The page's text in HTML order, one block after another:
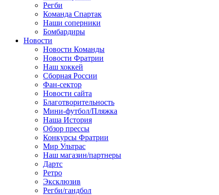
Регби
Команда Спартак
Наши соперники
Бомбардиры
Новости
Новости Команды
Новости Фратрии
Наш хоккей
Сборная России
Фан-cектор
Новости сайта
Благотворительность
Мини-футбол/Пляжка
Наша История
Обзор прессы
Конкурсы Фратрии
Мир Ультрас
Наш магазин/партнеры
Дартс
Ретро
Эксклюзив
Регби/гандбол